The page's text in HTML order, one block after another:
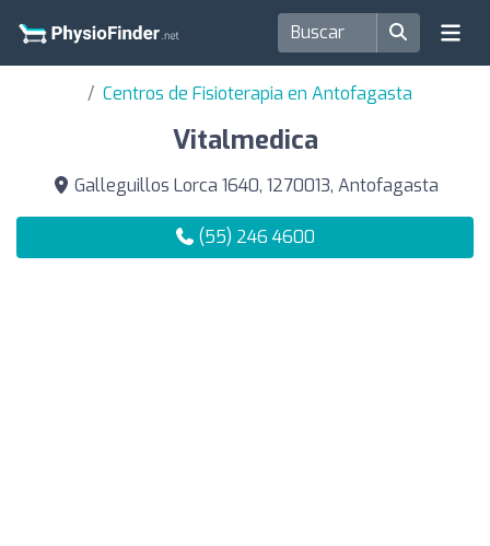
Centros de Fisioterapia en Antofagasta
Vitalmedica
Galleguillos Lorca 1640, 1270013, Antofagasta
(55) 246 4600